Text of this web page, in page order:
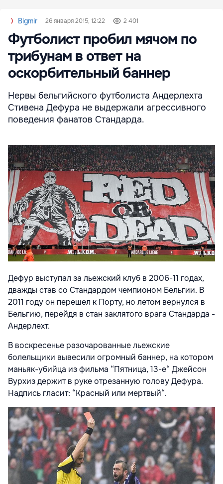
Bigmir 26 января 2015, 12:22 2 401
Футболист пробил мячом по
трибунам в ответ на
оскорбительный баннер
Нервы бельгийского футболиста Андерлехта
Стивена Дефура не выдержали агрессивного
поведения фанатов Стандарда.
Дефур выступал за льежский клуб в 2006-11 годах,
дважды став со Стандардом чемпионом Бельгии. В
2011 году он перешел к Порту, но летом вернулся в
Бельгию, перейдя в стан заклятого врага Стандарда -
Андерлехт.
В воскресенье разочарованные льежские
болельщики вывесили огромный баннер, на котором
маньяк-убийца из фильма “Пятница, 13-е“ Джейсон
Вурхиз держит в руке отрезанную голову Дефура.
Надпись гласит: “Красный или мертвый“.